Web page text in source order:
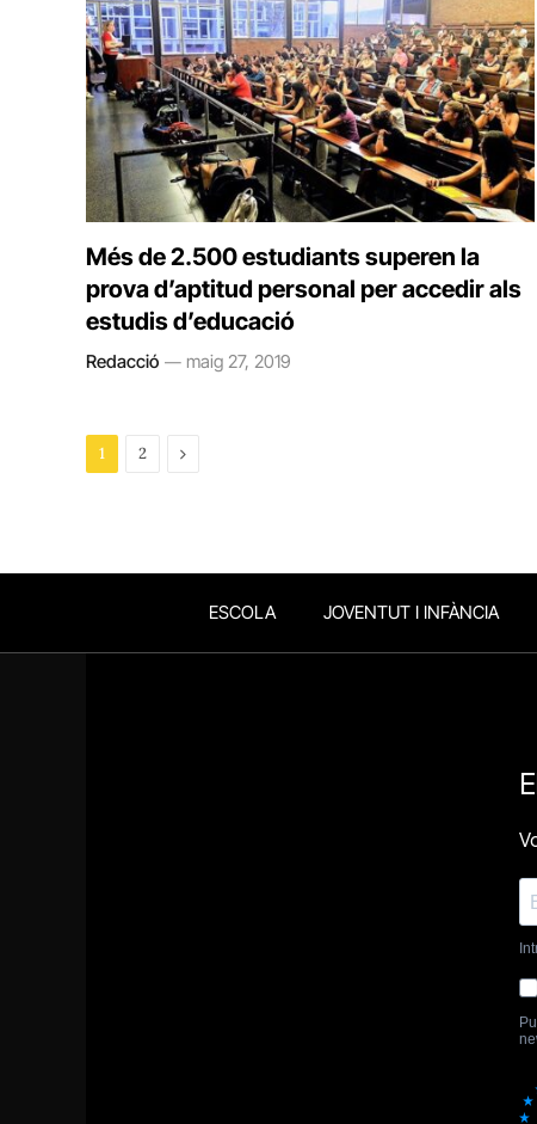
Més de 2.500 estudiants superen la
prova d’aptitud personal per accedir als
estudis d’educació
Redacció maig 27, 2019
1 2 Next
ESCOLA JOVENTUT I INFÀNCIA